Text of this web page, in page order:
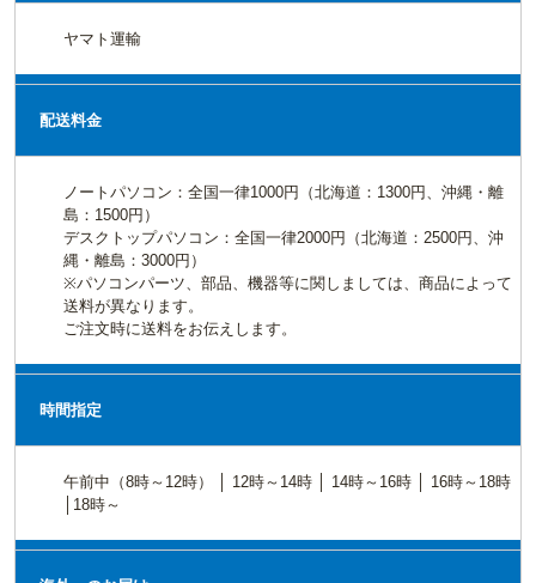
ヤマト運輸
配送料金
ノートパソコン：全国一律1000円（北海道：1300円、沖縄・離
島：1500円）
デスクトップパソコン：全国一律2000円（北海道：2500円、沖
縄・離島：3000円）
※パソコンパーツ、部品、機器等に関しましては、商品によって
送料が異なります。
ご注文時に送料をお伝えします。
時間指定
午前中（8時～12時） │ 12時～14時 │ 14時～16時 │ 16時～18時
│18時～